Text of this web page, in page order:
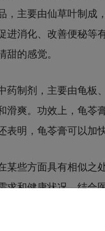
，主要由仙草叶制成
进消化、改善便秘等
的感觉。
药制剂，主要由龟板
滑爽。功效上，龟苓
表明，龟苓膏可以加
某些方面具有相似
求和健康状况，结合